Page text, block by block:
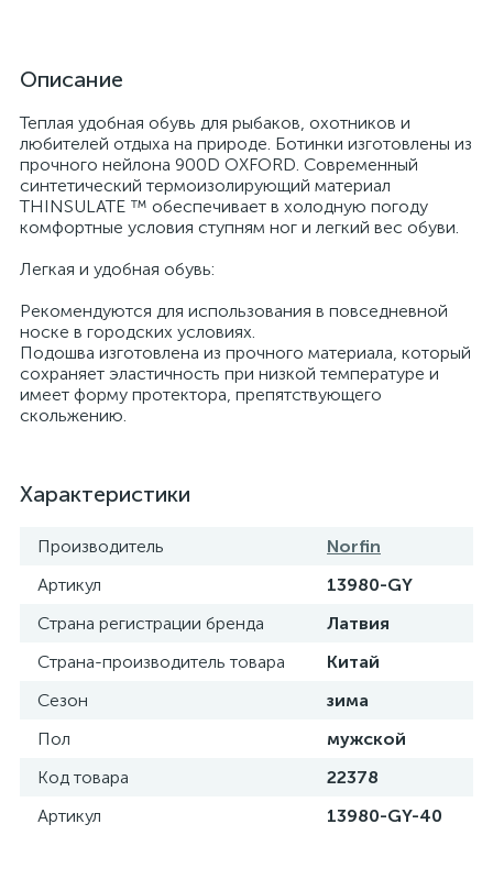
Описание
Теплая удобная обувь для рыбаков, охотников и
любителей отдыха на природе. Ботинки изготовлены из
прочного нейлона 900D OXFORD. Современный
синтетический термоизолирующий материал
THINSULATE ™ обеспечивает в холодную погоду
комфортные условия ступням ног и легкий вес обуви.
Легкая и удобная обувь:
Рекомендуются для использования в повседневной
носке в городских условиях.
Подошва изготовлена из прочного материала, который
сохраняет эластичность при низкой температуре и
имеет форму протектора, препятствующего
скольжению.
Характеристики
Производитель
Norfin
Артикул
13980-GY
Страна регистрации бренда
Латвия
Страна-производитель товара
Китай
Сезон
зима
Пол
мужской
Код товара
22378
Артикул
13980-GY-40